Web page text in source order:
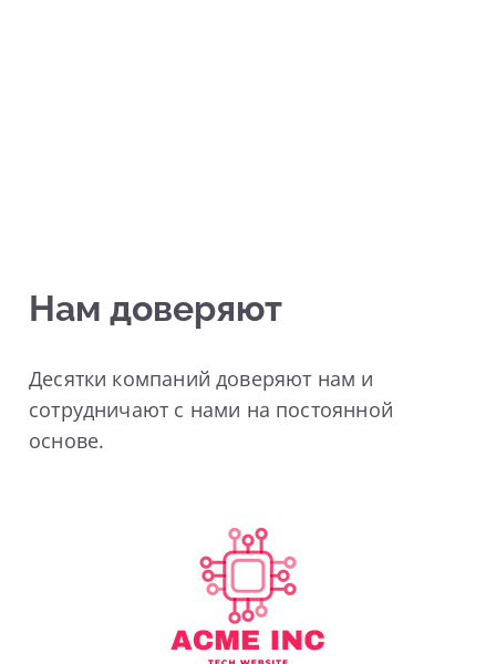
Нам доверяют
Десятки компаний доверяют нам и
сотрудничают с нами на постоянной
основе.